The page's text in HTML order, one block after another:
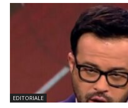
EDITORIALE